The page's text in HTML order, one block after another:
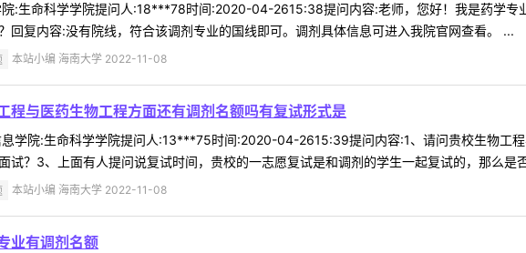
:生命科学学院提问人:18***78时间:2020-04-2615:38提问内容:老师，您好！我是药学专
回复内容:没有院线，符合该调剂专业的国线即可。调剂具体信息可进入我院官网查看。 ...
本站小编 海南大学 2022-11-08
程与医药生物工程方面还有调剂名额吗有复试形式是
学院:生命科学学院提问人:13***75时间:2020-04-2615:39提问内容:1、请问贵校生物工
试？3、上面有人提问说复试时间，贵校的一志愿复试是和调剂的学生一起复试的，那么是
本站小编 海南大学 2022-11-08
业有调剂名额